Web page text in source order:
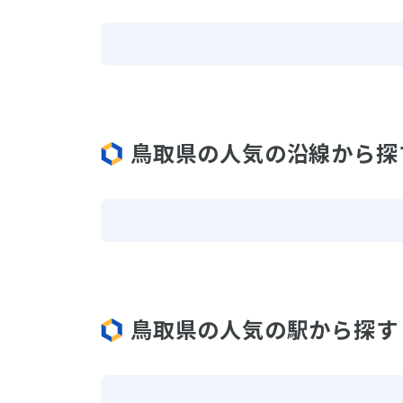
鳥取県の人気の沿線から
鳥取県の人気の駅から探す